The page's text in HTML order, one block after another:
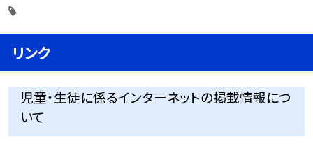
リンク
児童・生徒に係るインターネットの掲載情報につ
いて